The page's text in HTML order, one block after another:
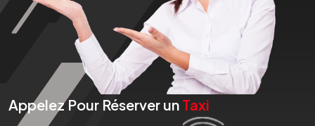
Appelez Pour Réserver un Taxi